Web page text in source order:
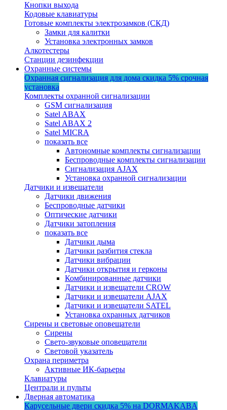
Кнопки выхода
Кодовые клавиатуры
Готовые комплекты электрозамков (СКД)
Замки для калитки
Установка электронных замков
Алкотестеры
Станции дезинфекции
Охранные системы
Охранная сигнализация для дома скидка 5% срочная
установка
Комплекты охранной сигнализации
GSM сигнализация
Satel ABAX
Satel ABAX 2
Satel MICRA
показать все
Автономные комплекты сигнализации
Беспроводные комплекты сигнализации
Сигнализация AJAX
Установка охранной сигнализации
Датчики и извещатели
Датчики движения
Беспроводные датчики
Оптические датчики
Датчики затопления
показать все
Датчики дыма
Датчики разбития стекла
Датчики вибрации
Датчики открытия и герконы
Комбинированные датчики
Датчики и извещатели CROW
Датчики и извещатели AJAX
Датчики и извещатели SATEL
Установка охранных датчиков
Сирены и световые оповещатели
Сирены
Свето-звуковые оповещатели
Световой указатель
Охрана периметра
Активные ИК-барьеры
Клавиатуры
Централи и пульты
Дверная автоматика
Карусельные двери скидка 5% на DORMAKABA